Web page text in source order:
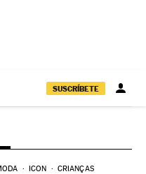
SUSCRÍBETE
ICON CRIANÇAS